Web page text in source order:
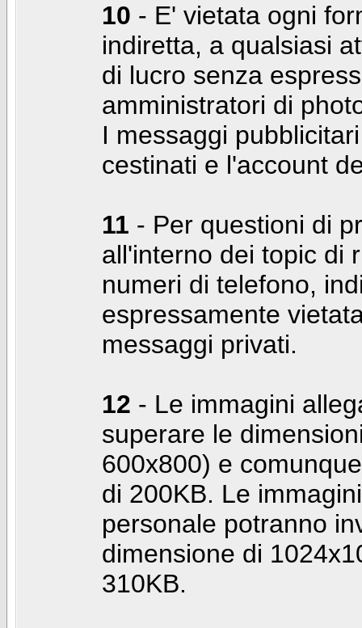
10 - E' vietata ogni
indiretta, a qualsiasi
di lucro senza
amministratori di
I messaggi
cestinati e l'account
11 - Per questioni di
all'interno dei topic di
numeri di telefono,
espressamente
messaggi privati.
12 - Le immagini
superare le
600x800) e
di 200KB. Le
personale potranno
dimensione di
310KB.